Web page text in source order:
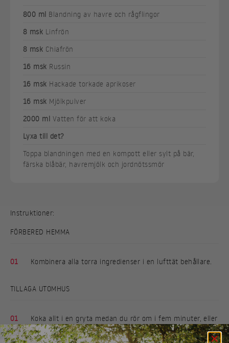
800 ml Blandning av havre och rågflingor
8 msk Linfrön
8 msk Chiafrön
16 msk Russin
16 msk Hackade torkade aprikoser
16 msk Mjölkpulver
2000 ml Vatten för att koka
Lyxa till det?
Toppa blandningen med en kompott eller sylt på bär,
färska blåbär, havremjölk och jordnötssmör
Instruktioner:
FÖRBERED HEMMA
01 Kombinera alla torra ingredienser i en lufttät behållare.
TILLAGA UTOMHUS
01
Koka allt i en gryta medan du rör om i fem minuter, eller
tills havregrynen ser mjuka och krämiga ut.